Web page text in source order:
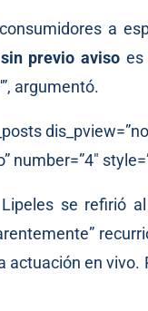
a
previo aviso es
argumentó.
number=”4″
se refirió
actuación en